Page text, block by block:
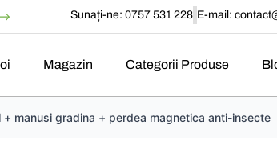
Sunați-ne: 0757 531 228 E-mail:
Magazin Categorii Produse
manusi gradina + perdea magnetica anti-insecte